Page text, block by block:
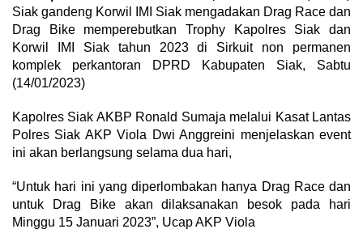
Siak gandeng Korwil IMI Siak mengadakan Drag Race dan
Drag Bike memperebutkan Trophy Kapolres Siak dan
Korwil IMI Siak tahun 2023 di Sirkuit non permanen
komplek perkantoran DPRD Kabupaten Siak, Sabtu
(14/01/2023)
Kapolres Siak AKBP Ronald Sumaja melalui Kasat Lantas
Polres Siak AKP Viola Dwi Anggreini menjelaskan event
ini akan berlangsung selama dua hari,
“Untuk hari ini yang diperlombakan hanya Drag Race dan
untuk Drag Bike akan dilaksanakan besok pada hari
Minggu 15 Januari 2023”, Ucap AKP Viola